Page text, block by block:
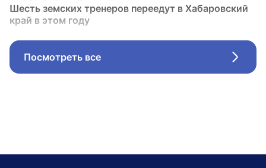
Шесть земских тренеров переедут в Хабаровский
край в этом году
Посмотреть все